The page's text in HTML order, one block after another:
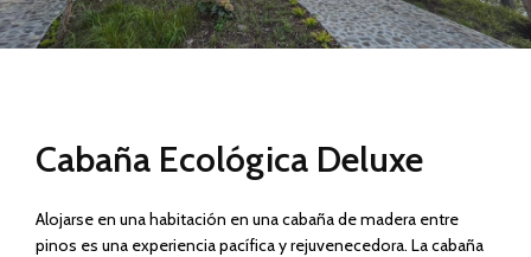
Cabaña Ecológica Deluxe
Alojarse en una habitación en una cabaña de madera entre
pinos es una experiencia pacífica y rejuvenecedora. La cabaña